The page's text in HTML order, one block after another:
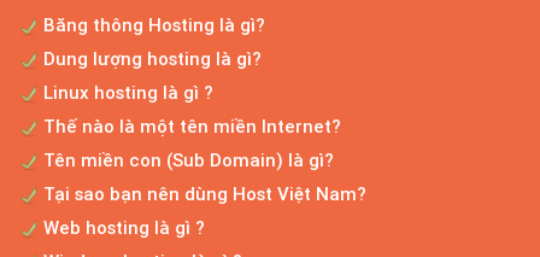
Dịch vụ thiết kế web chuẩn seo
Hiện nay, sở hữu một web để bán hàng là
điều hết sức đơn...
Băng thông Hosting là gì?
Dung lượng hosting là gì?
Linux hosting là gì ?
Thế nào là một tên miền Internet?
Tên miền con (Sub Domain) là gì?
Tại sao bạn nên dùng Host Việt Nam?
Web hosting là gì ?